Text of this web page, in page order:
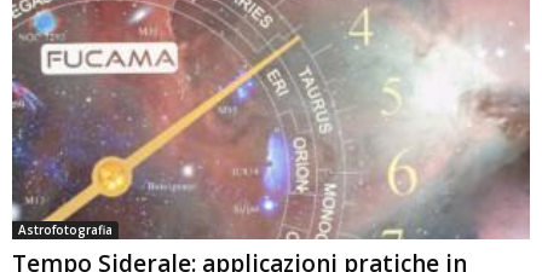
Astrofotografia
Tempo Siderale: applicazioni pratiche in